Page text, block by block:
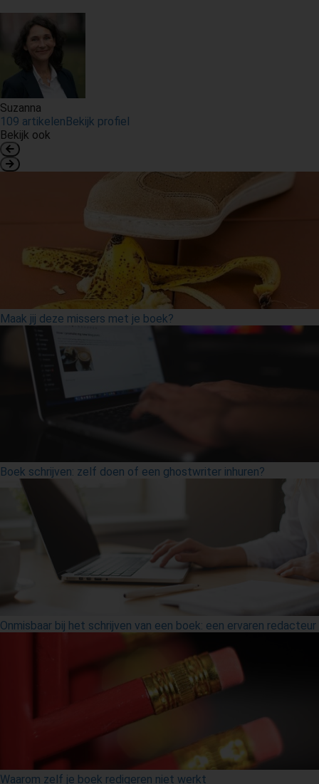
Suzanna
109 artikelenBekijk profiel
Bekijk ook
Maak jij deze missers met je boek?
Boek schrijven: zelf doen of een ghostwriter inhuren?
Onmisbaar bij het schrijven van een boek: een ervaren redacteur
Waarom zelf je boek redigeren niet werkt